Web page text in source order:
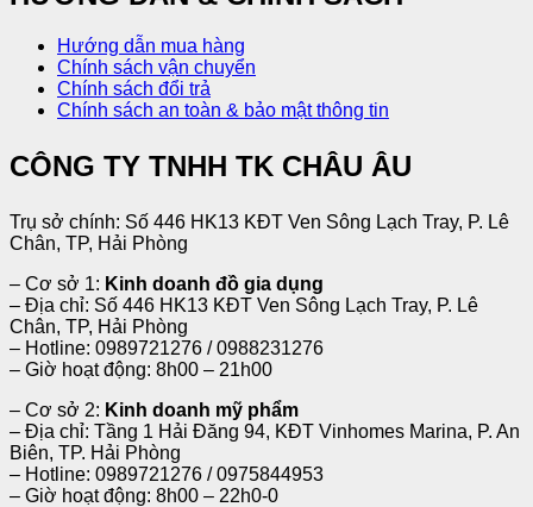
Hướng dẫn mua hàng
Chính sách vận chuyển
Chính sách đổi trả
Chính sách an toàn & bảo mật thông tin
CÔNG TY TNHH TK CHÂU ÂU
Trụ sở chính: Số 446 HK13 KĐT Ven Sông Lạch Tray, P. Lê
Chân, TP, Hải Phòng
– Cơ sở 1: Kinh doanh đồ gia dụng
– Địa chỉ: Số 446 HK13 KĐT Ven Sông Lạch Tray, P. Lê
Chân, TP, Hải Phòng
– Hotline: 0989721276 / 0988231276
– Giờ hoạt động: 8h00 – 21h00
– Cơ sở 2: Kinh doanh mỹ phẩm
– Địa chỉ: Tầng 1 Hải Đăng 94, KĐT Vinhomes Marina, P. An
Biên, TP. Hải Phòng
– Hotline: 0989721276 / 0975844953
– Giờ hoạt động: 8h00 – 22h0-0